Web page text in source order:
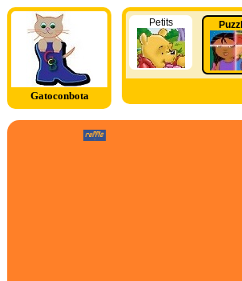
Gatoconbota
Petits